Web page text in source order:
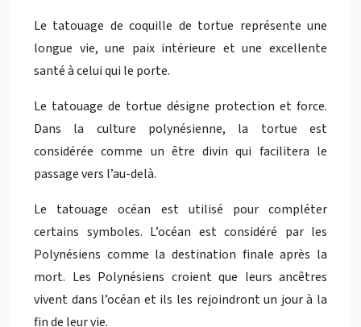
Le tatouage de coquille de tortue représente une
longue vie, une paix intérieure et une excellente
santé à celui qui le porte.
Le tatouage de tortue désigne protection et force.
Dans la culture polynésienne, la tortue est
considérée comme un être divin qui facilitera le
passage vers l’au-delà.
Le tatouage océan est utilisé pour compléter
certains symboles. L’océan est considéré par les
Polynésiens comme la destination finale après la
mort. Les Polynésiens croient que leurs ancêtres
vivent dans l’océan et ils les rejoindront un jour à la
fin de leur vie.